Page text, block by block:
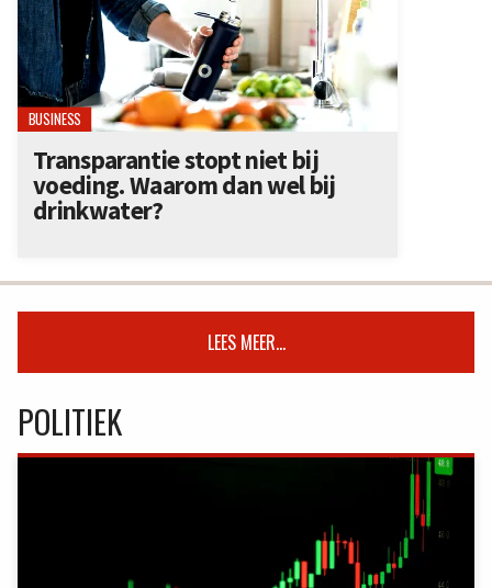
BUSINESS
Transparantie stopt niet bij
voeding. Waarom dan wel bij
drinkwater?
LEES MEER...
POLITIEK